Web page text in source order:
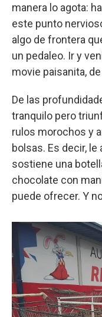
manera lo agota:
este punto
algo de frontera
un pedaleo. Ir y
movie paisanita,
De las
tranquilo pero
rulos morochos y
bolsas. Es decir,
sostiene una
chocolate con
puede ofrecer. Y